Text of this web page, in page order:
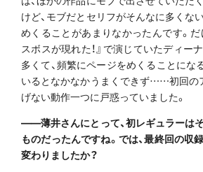
けど、モブだとセリフがそんなに多くな
めくることがあまりなかったんです。だ
スボスが現れた！』で演じていたディー
多くて、頻繁にページをめくることにな
いるとなかなかうまくできず……初回の
げない動作一つに戸惑っていました。
――薄井さんにとって、初レギュラーは
ものだったんですね。では、最終回の収
変わりましたか？